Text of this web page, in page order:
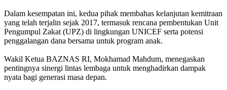
Dalam kesempatan ini, kedua pihak membahas kelanjutan kemitraan
yang telah terjalin sejak 2017, termasuk rencana pembentukan Unit
Pengumpul Zakat (UPZ) di lingkungan UNICEF serta potensi
penggalangan dana bersama untuk program anak.
Wakil Ketua BAZNAS RI, Mokhamad Mahdum, menegaskan
pentingnya sinergi lintas lembaga untuk menghadirkan dampak
nyata bagi generasi masa depan.